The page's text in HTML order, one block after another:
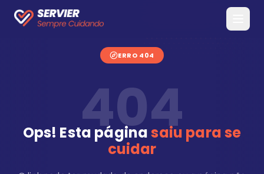
ERRO 404
404
Ops! Esta páginasaiu para se
cuidar